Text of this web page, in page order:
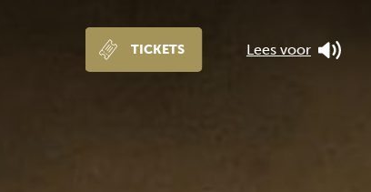
Lees voor
TICKETS